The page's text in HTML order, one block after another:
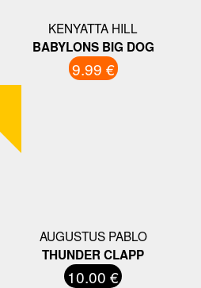
KENYATTA HILL
BABYLONS BIG DOG
9.99 €
AUGUSTUS PABLO
THUNDER CLAPP
10.00 €